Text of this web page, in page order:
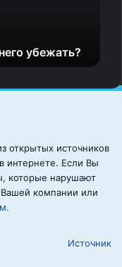
убежать?
открытых источников
интернете. Если Вы
которые нарушают
компании или
Источник